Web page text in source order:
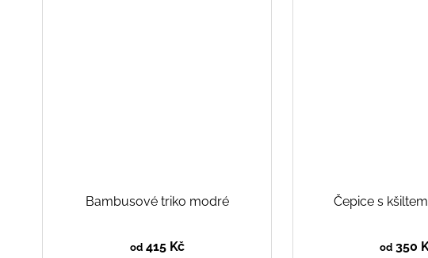
Bambusové triko modré
od415 Kč
Čepice s
od350